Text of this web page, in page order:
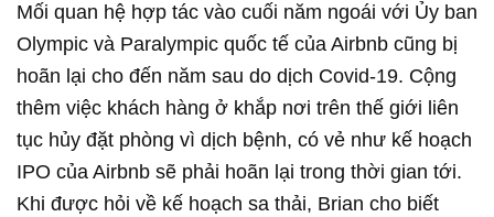
Mối quan hệ hợp tác vào cuối năm ngoái với Ủy ban
Olympic và Paralympic quốc tế của Airbnb cũng bị
hoãn lại cho đến năm sau do dịch Covid-19. Cộng
thêm việc khách hàng ở khắp nơi trên thế giới liên
tục hủy đặt phòng vì dịch bệnh, có vẻ như kế hoạch
IPO của Airbnb sẽ phải hoãn lại trong thời gian tới.
Khi được hỏi về kế hoạch sa thải, Brian cho biết